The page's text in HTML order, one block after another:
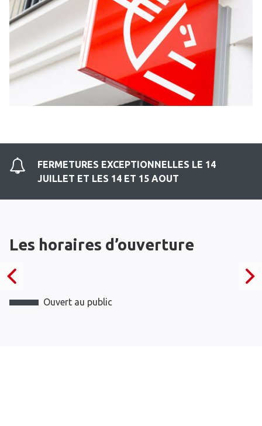
FERMETURES EXCEPTIONNELLES LE 14
JUILLET ET LES 14 ET 15 AOUT
Les horaires d’ouverture
Ouvert au public